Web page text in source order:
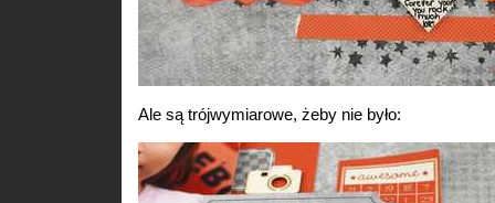
Ale są trójwymiarowe, żeby nie było: